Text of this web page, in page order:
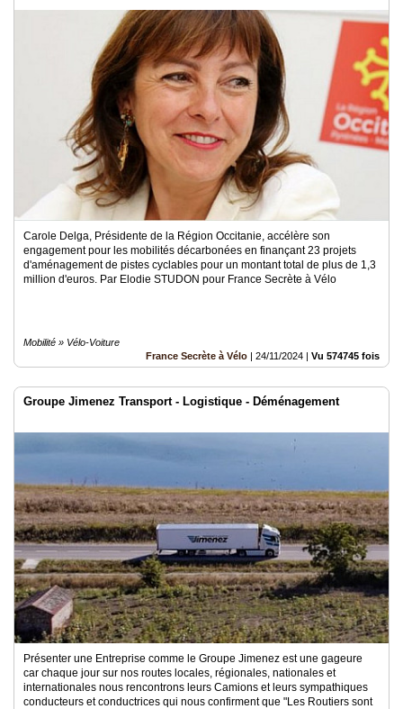
Carole Delga, Présidente de la Région Occitanie, accélère son
engagement pour les mobilités décarbonées en finançant 23 projets
d'aménagement de pistes cyclables pour un montant total de plus de 1,3
million d'euros. Par Elodie STUDON pour France Secrète à Vélo
Mobilité » Vélo-Voiture
France Secrète à Vélo | 24/11/2024 | Vu 574745 fois
Groupe Jimenez Transport - Logistique - Déménagement
Présenter une Entreprise comme le Groupe Jimenez est une gageure
car chaque jour sur nos routes locales, régionales, nationales et
internationales nous rencontrons leurs Camions et leurs sympathiques
conducteurs et conductrices qui nous confirment que "Les Routiers sont